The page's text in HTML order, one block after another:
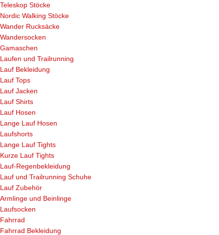
Teleskop Stöcke
Nordic Walking Stöcke
Wander Rucksäcke
Wandersocken
Gamaschen
Laufen und Trailrunning
Lauf Bekleidung
Lauf Tops
Lauf Jacken
Lauf Shirts
Lauf Hosen
Lange Lauf Hosen
Laufshorts
Lange Lauf Tights
Kurze Lauf Tights
Lauf-Regenbekleidung
Lauf und Trailrunning Schuhe
Lauf Zubehör
Armlinge und Beinlinge
Laufsocken
Fahrrad
Fahrrad Bekleidung